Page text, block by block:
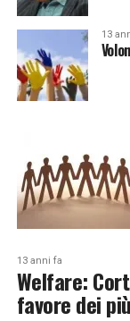
13
13 anni fa
Welfare:
favore dei